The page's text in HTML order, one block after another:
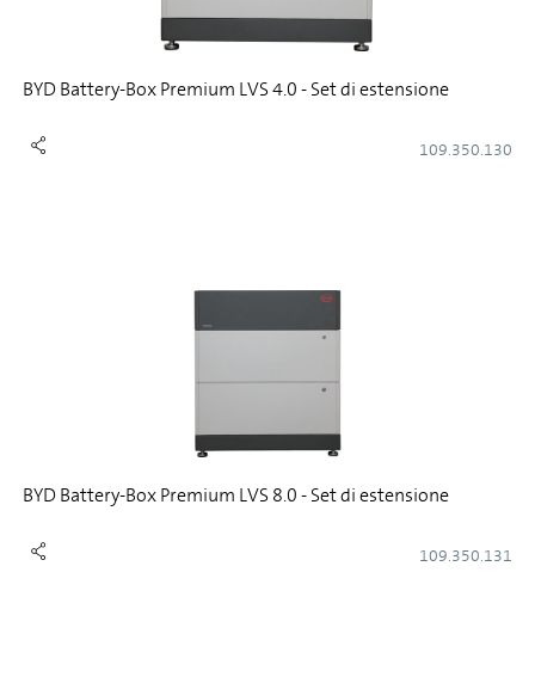
BYD Battery-Box Premium LVS 4.0 - Set di estensione
109.350.130
BYD Battery-Box Premium LVS 8.0 - Set di estensione
109.350.131